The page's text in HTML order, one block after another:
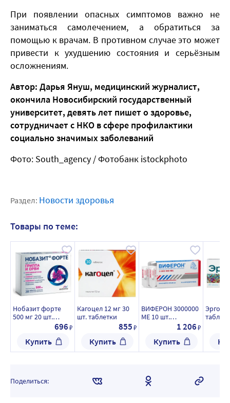
При появлении опасных симптомов важно не
заниматься самолечением, а обратиться за
помощью к врачам. В противном случае это может
привести к ухудшению состояния и серьёзным
осложнениям.
Автор: Дарья Януш, медицинский журналист,
окончила Новосибирский государственный
университет, девять лет пишет о здоровье,
сотрудничает с НКО в сфере профилактики
социально значимых заболеваний
Фото: South_agency / Фотобанк istockphoto
Раздел: Новости здоровья
Товары по теме:
Нобазит форте
500 мг 20 шт.
пленочной
оболочкой
696₽
Купить
Кагоцел 12 мг 30
шт. таблетки
855₽
Купить
ВИФЕРОН 3000000
МЕ 10 шт.
суппозитории1 206₽
Купить
Поделиться: